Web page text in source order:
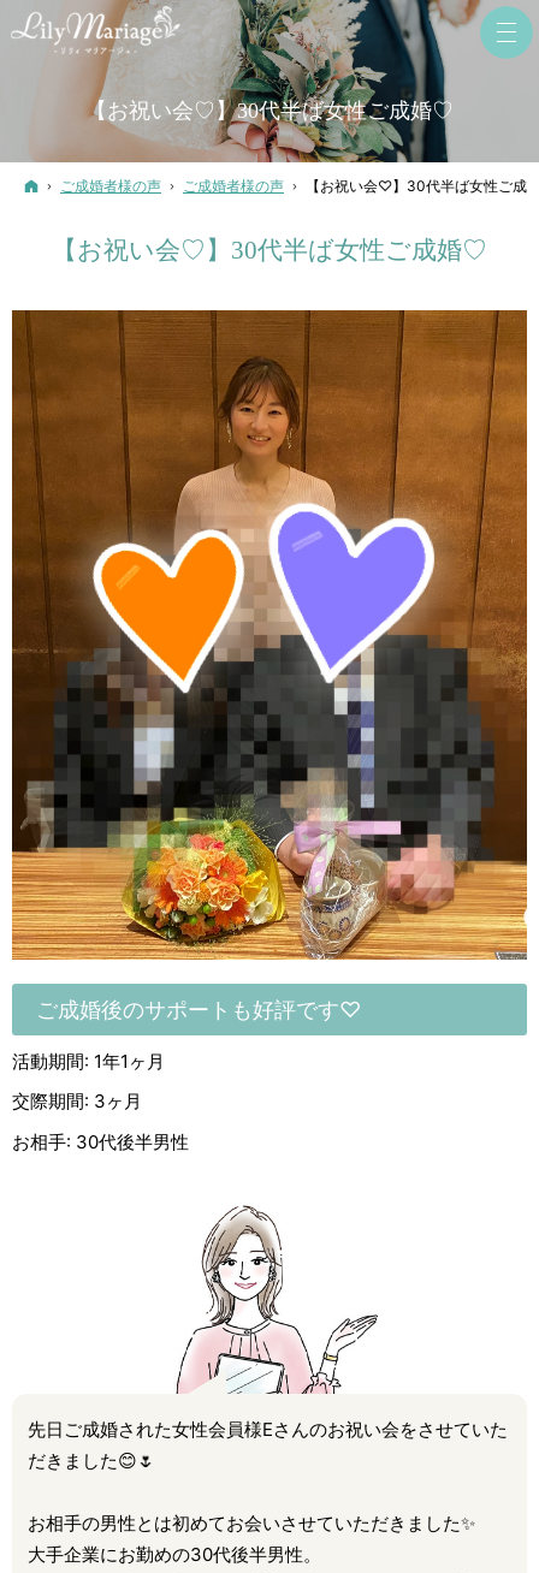
【お祝い会♡】30代半ば女性ご成婚♡
ホーム
ご成婚者様の声 ご成婚者様の声 【お祝い会♡】30代半ば女性ご成
【お祝い会♡】30代半ば女性ご成婚♡
ご成婚後のサポートも好評です♡
活動期間: 1年1ヶ月
交際期間: 3ヶ月
お相手: 30代後半男性
先日ご成婚された女性会員様Eさんのお祝い会をさせていた
だきました😊🌷
お相手の男性とは初めてお会いさせていただきました✨
大手企業にお勤めの30代後半男性。